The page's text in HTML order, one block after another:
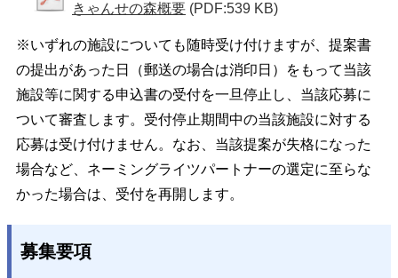
きゃんせの森概要 (PDF:539 KB)
※いずれの施設についても随時受け付けますが、提案書
の提出があった日（郵送の場合は消印日）をもって当該
施設等に関する申込書の受付を一旦停止し、当該応募に
ついて審査します。受付停止期間中の当該施設に対する
応募は受け付けません。なお、当該提案が失格になった
場合など、ネーミングライツパートナーの選定に至らな
かった場合は、受付を再開します。
募集要項